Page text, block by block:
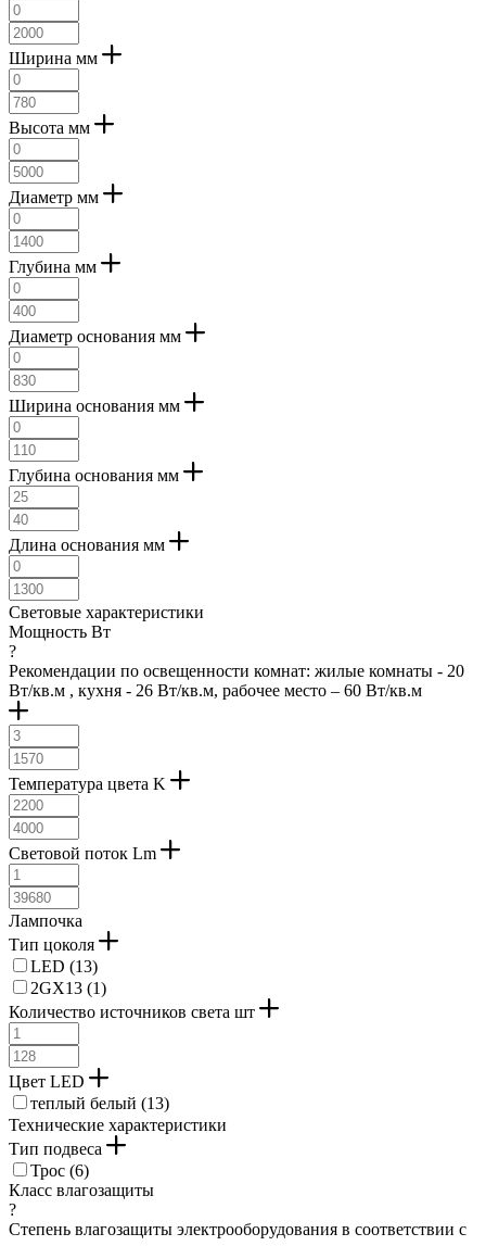
Ширина мм
Высота мм
Диаметр мм
Глубина мм
Диаметр основания мм
Ширина основания мм
Глубина основания мм
Длина основания мм
Световые характеристики
Мощность Вт
?
Рекомендации по освещенности комнат: жилые комнаты - 20
Вт/кв.м , кухня - 26 Вт/кв.м, рабочее место – 60 Вт/кв.м
Температура цвета K
Световой поток Lm
Лампочка
Тип цоколя
LED (13)
2GX13 (1)
Количество источников света шт
Цвет LED
теплый белый (13)
Технические характеристики
Тип подвеса
Трос (6)
Класс влагозащиты
?
Степень влагозащиты электрооборудования в соответствии с